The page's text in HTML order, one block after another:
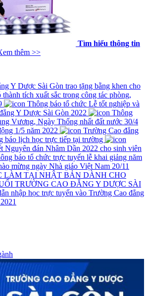
Tìm hiểu thông tin
thêm >>
Y Dược Sài Gòn trao tặng bằng khen cho
thành tích xuất sắc trong công tác phòng,
Thông báo tổ chức Lễ tốt nghiệp và
Y Dược Sài Gòn 2022
Thông
Vương, Ngày Thống nhất đất nước 30/4
1/5 năm 2022
Trường Cao đẳng
báo lịch học trực tiếp tại trường
Nguyên đán Nhâm Dần 2022 cho sinh viên
báo tổ chức trực tuyến lễ khai giảng năm
mừng ngày Nhà giáo Việt Nam 20/11
LÀM TẠI NHẬT BẢN DÀNH CHO
TRƯỜNG CAO ĐẲNG Y DƯỢC SÀI
nhập học trực tuyến vào Trường Cao đẳng